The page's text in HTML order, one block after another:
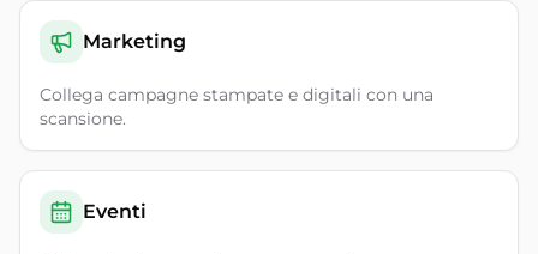
Marketing
Collega campagne stampate e digitali con una
scansione.
Eventi